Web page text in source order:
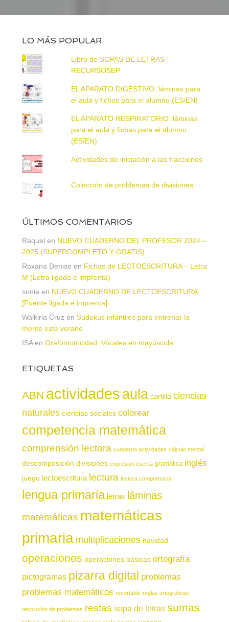
LO MÁS POPULAR
Libro de SOPAS DE LETRAS -
RECURSOSEP
EL APARATO DIGESTIVO: láminas para
el aula y fichas para el alumno (ES/EN)
EL APARATO RESPIRATORIO: láminas
para el aula y fichas para el alumno
(ES/EN)
Actividades de iniciación a las fracciones
Colección de problemas de divisiones
ÚLTIMOS COMENTARIOS
Raquel en NUEVO CUADERNO DEL PROFESOR 2024 –
2025 (SUPERCOMPLETO Y GRATIS)
Roxana Denise en Fichas de LECTOESCRITURA – Letra
M (Letra ligada e imprenta)
soniaen NUEVO CUADERNO DE LECTOESCRITURA
[Fuente ligada e imprenta]
Walkiria Cruzen Sudokus infantiles para entrenar la
mente este verano
ISAen Grafomotricidad. Vocales en mayúscula
ETIQUETAS
ABN actividadesaula cartilla ciencias
naturales ciencias sociales colorear
competencia matemática
comprensión lectora cuaderno actividades cálculo mental
descomposición divisiones expresión escrita gramática inglés
juego lectoescritura lectura lectura comprensiva
lengua primaria letras láminas
matemáticas matemáticas
primaria multiplicaciones navidad
operaciones operaciones básicas ortografía
pictogramas pizarra digital problemas
problemas matemáticos recortable reglas ortográficas
resolución de problemas restas sopa de letras sumas